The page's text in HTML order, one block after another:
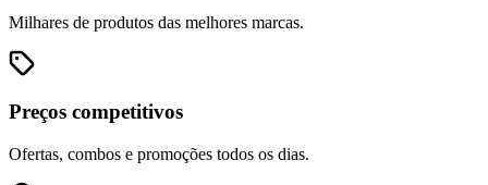
Milhares de produtos das melhores marcas.
Preços competitivos
Ofertas, combos e promoções todos os dias.